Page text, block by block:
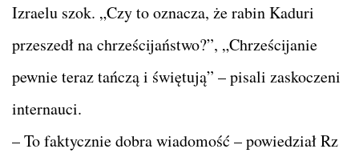
Izraelu szok. „Czy to oznacza, że rabin Kaduri
przeszedł na chrześcijaństwo?”, „Chrześcijanie
pewnie teraz tańczą i świętują” – pisali zaskoczeni
internauci.
– To faktycznie dobra wiadomość – powiedział Rz